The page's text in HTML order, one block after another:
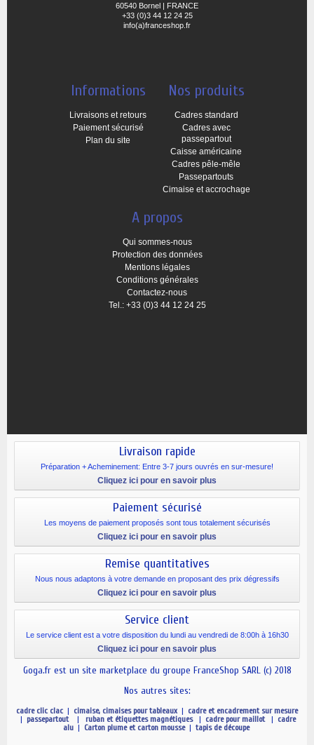
60540 Bornel | FRANCE
+33 (0)3 44 12 24 25
info(a)franceshop.fr
Informations
Livraisons et retours
Paiement sécurisé
Plan du site
Nos produits
Cadres standard
Cadres avec
passepartout
Caisse américaine
Cadres pêle-mêle
Passepartouts
Cimaise et accrochage
A propos
Qui sommes-nous
Protection des données
Mentions légales
Conditions générales
Contactez-nous
Tel.: +33 (0)3 44 12 24 25
Livraison rapide
Préparation + Acheminement: Entre 3-7 jours ouvrés en sur-mesure!
Cliquez ici pour en savoir plus
Paiement sécurisé
Les moyens de paiement proposés sont tous totalement sécurisés
Cliquez ici pour en savoir plus
Remise quantitatives
Nous nous adaptons à votre demande en proposant des prix dégressifs
Cliquez ici pour en savoir plus
Service client
Le service client est a votre disposition du lundi au vendredi de 8:00h à 16h30
Cliquez ici pour en savoir plus
Goga.fr est un site marketplace du groupe FranceShop SARL (c) 2018
Nos autres sites:
cadre clic clac | cimaise, cimaises pour tableaux | cadre et encadrement sur mesure
| passepartout | ruban et étiquettes magnétiques | cadre pour maillot | cadre
alu | Carton plume et carton mousse| tapis de découpe